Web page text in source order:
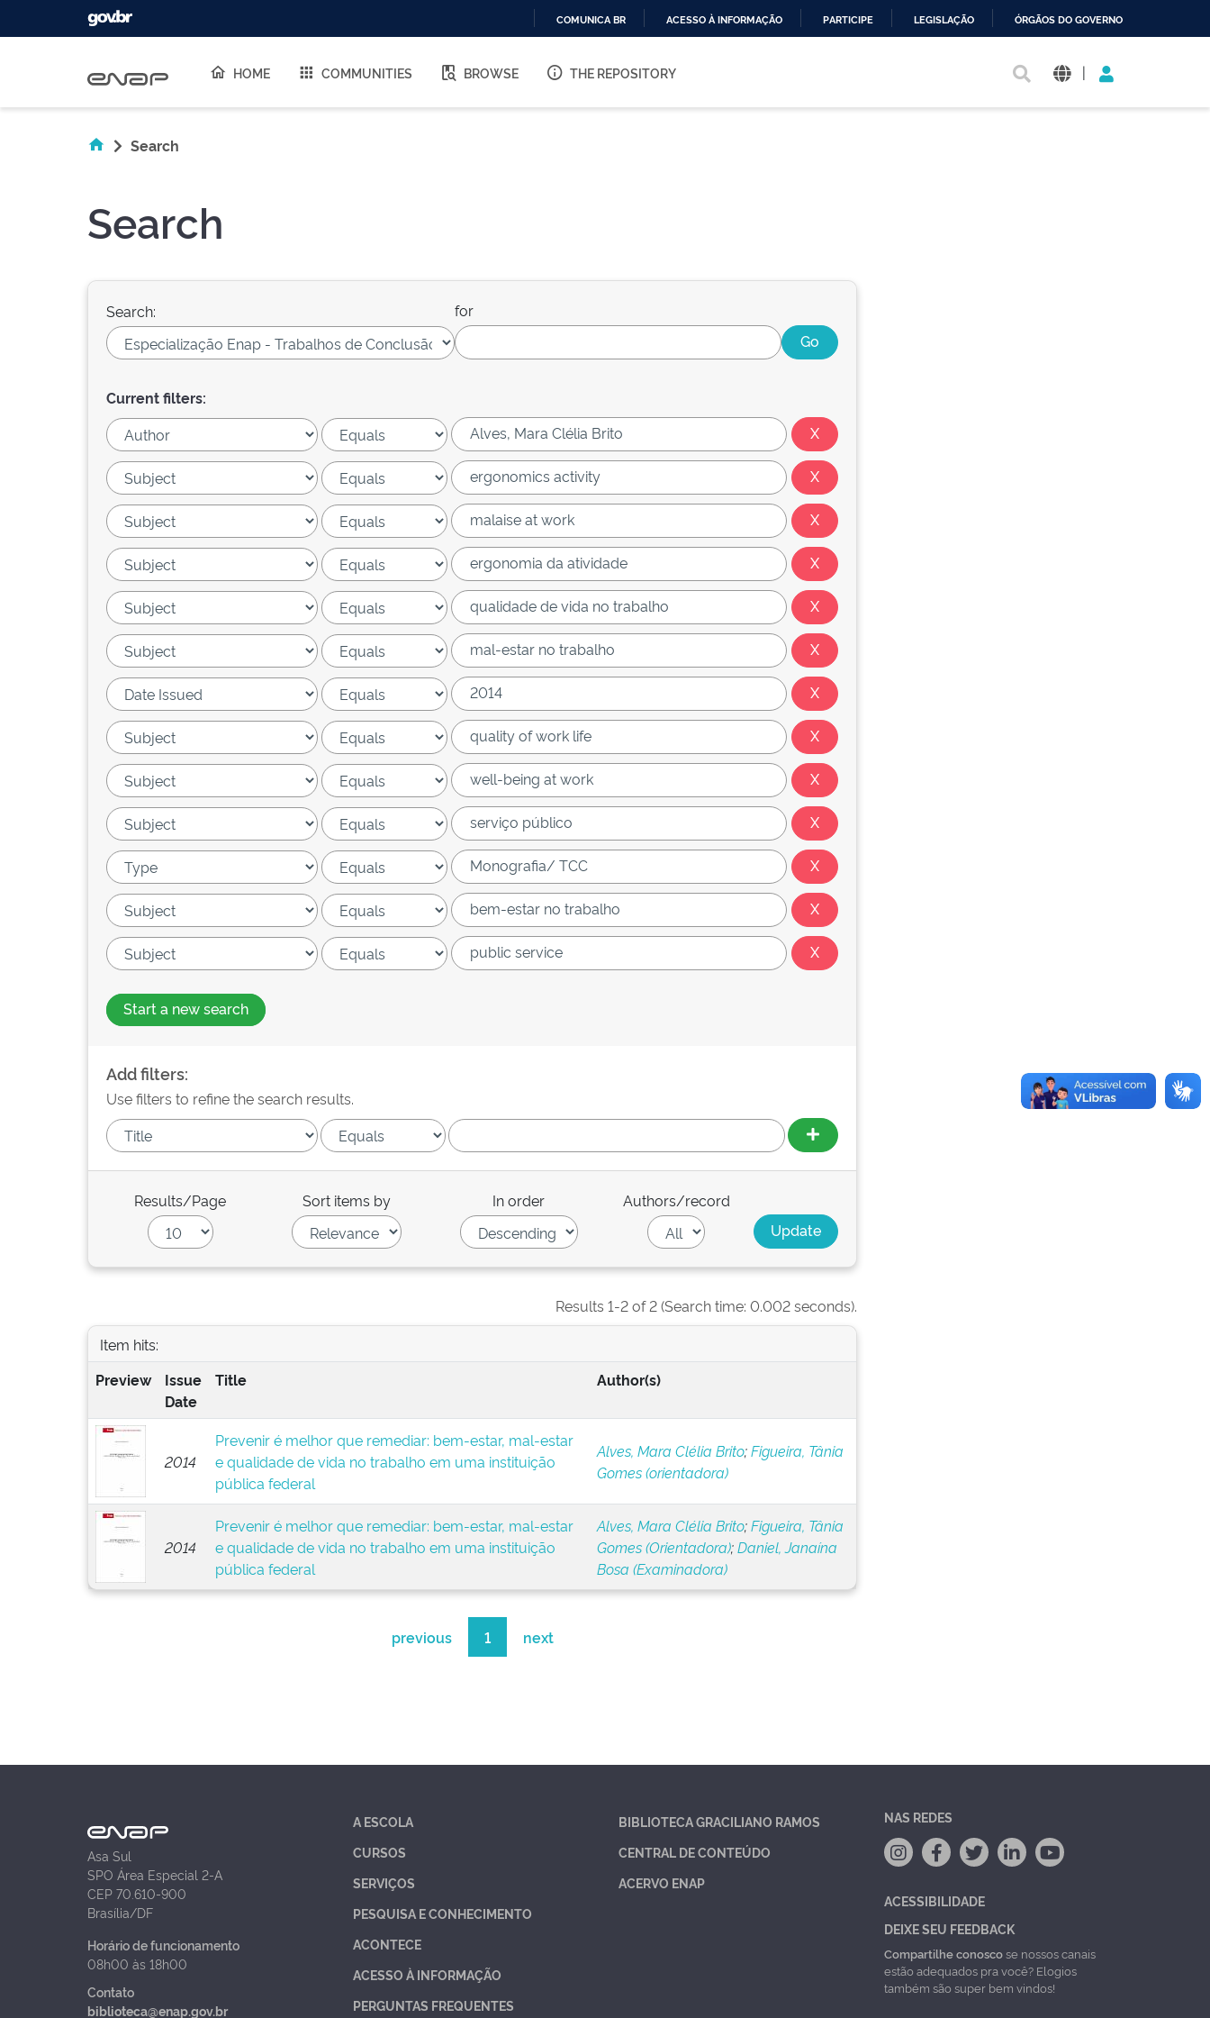
O
COMUNICA BR ACESSO À INFORMAÇÃO PARTICIPE LEGISLAÇÃO ÓRGÃOS DO GOVERNO
HOME COMMUNITIES BROWSE THE REPOSITORY |
Search
Search
Search: for
Current filters:
Start a new search
Add filters:
Use filters to refine the search results.
Results/Page Sort items by In order Authors/record
Results 1-2 of 2 (Search time: 0.002 seconds).
Item hits:
Preview
Issue
Date
Title Author(s)
2014
Prevenir é melhor que remediar: bem-estar, mal-estar
e qualidade de vida no trabalho em uma instituição
pública federal
Alves, Mara Clélia Brito;Figueira, Tânia
Gomes (orientadora)
2014
Prevenir é melhor que remediar: bem-estar, mal-estar
e qualidade de vida no trabalho em uma instituição
pública federal
Alves, Mara Clélia Brito;Figueira, Tânia
Gomes (Orientadora);Daniel, Janaína
Bosa (Examinadora)
previous 1 next
Asa Sul
SPO Área Especial 2-A
CEP 70.610-900
Brasília/DF
Horário de funcionamento
08h00 às 18h00
Contato
biblioteca@enap.gov.br
A ESCOLA
CURSOS
SERVIÇOS
PESQUISA E CONHECIMENTO
ACONTECE
ACESSO À INFORMAÇÃO
PERGUNTAS FREQUENTES
BIBLIOTECA GRACILIANO RAMOS
CENTRAL DE CONTEÚDO
ACERVO ENAP
NAS REDES
ACESSIBILIDADE
DEIXE SEU FEEDBACK
Compartilhe conoscose nossos canais
estão adequados pra você? Elogios
também são super bem vindos!